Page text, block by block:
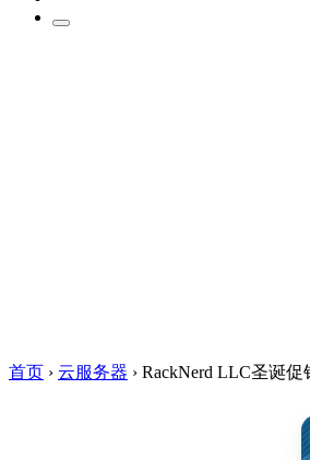
首页 › 云服务器 › RackNerd LLC圣诞促